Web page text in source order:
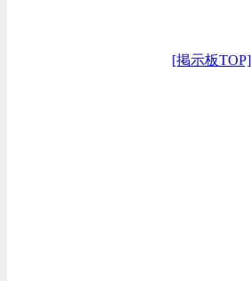
[掲示板TOP]